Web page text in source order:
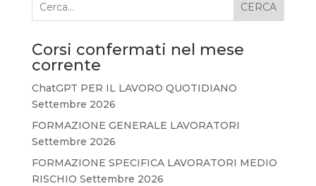
CERCA
Corsi confermati nel mese
corrente
ChatGPT PER IL LAVORO QUOTIDIANO
Settembre 2026
FORMAZIONE GENERALE LAVORATORI
Settembre 2026
FORMAZIONE SPECIFICA LAVORATORI MEDIO
RISCHIO Settembre 2026